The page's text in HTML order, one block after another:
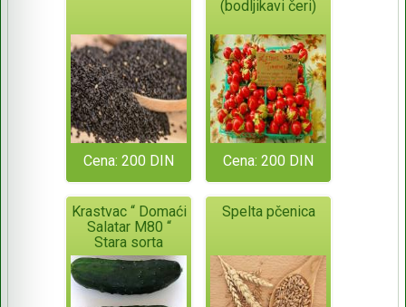
Cena: 200 DIN
(bodljikavi čeri)
Cena: 200 DIN
Krastvac “ Domaći
Salatar M80 “
Stara sorta
Spelta pčenica